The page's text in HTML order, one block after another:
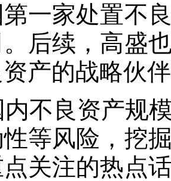
第一家处置不
后续，高盛
产的战略伙
不良资产规
等风险，挖
关注的热点